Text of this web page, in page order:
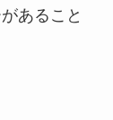
あること